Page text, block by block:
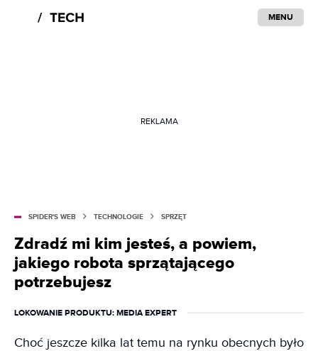
MENU
REKLAMA
SPIDER'S WEB TECHNOLOGIE SPRZĘT
Zdradź mi kim jesteś, a powiem,
jakiego robota sprzątającego
potrzebujesz
LOKOWANIE PRODUKTU: MEDIA EXPERT
Choć jeszcze kilka lat temu na rynku obecnych było